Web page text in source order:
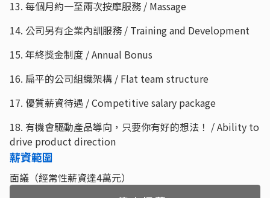
13. 每個月約一至兩次按摩服務 / Massage
14. 公司另有企業內訓服務 / Training and Development
15. 年終獎金制度 / Annual Bonus
16. 扁平的公司組織架構 / Flat team structure
17. 優質薪資待遇 / Competitive salary package
18. 有機會驅動產品導向，只要你有好的想法！ / Ability to
drive product direction
薪資範圍
面議（經常性薪資達4萬元）